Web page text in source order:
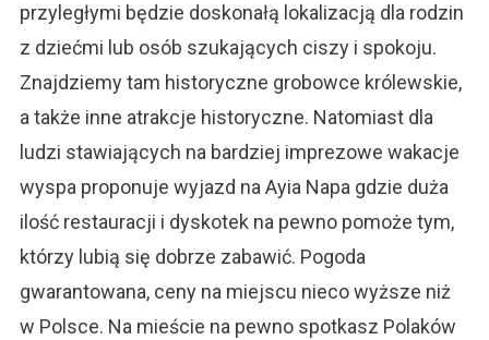
przyległymi będzie doskonałą lokalizacją dla rodzin
z dziećmi lub osób szukających ciszy i spokoju.
Znajdziemy tam historyczne grobowce królewskie,
a także inne atrakcje historyczne. Natomiast dla
ludzi stawiających na bardziej imprezowe wakacje
wyspa proponuje wyjazd na Ayia Napa gdzie duża
ilość restauracji i dyskotek na pewno pomoże tym,
którzy lubią się dobrze zabawić. Pogoda
gwarantowana, ceny na miejscu nieco wyższe niż
w Polsce. Na mieście na pewno spotkasz Polaków